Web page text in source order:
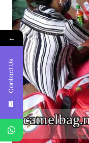
←
Contact Us